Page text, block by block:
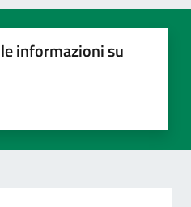
informazioni su
su 5
su 5